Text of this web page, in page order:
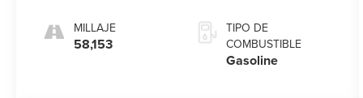
MILLAJE
58,153
TIPO DE
COMBUSTIBLE
Gasoline